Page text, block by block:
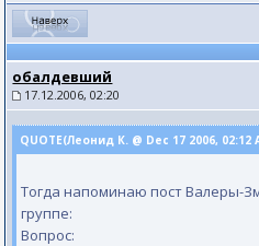
обалдевший
17.12.2006, 02:20
QUOTE(Леонид К. @ Dec 17 2006, 02:12
Тогда напоминаю пост Валеры-
группе:
Вопрос: